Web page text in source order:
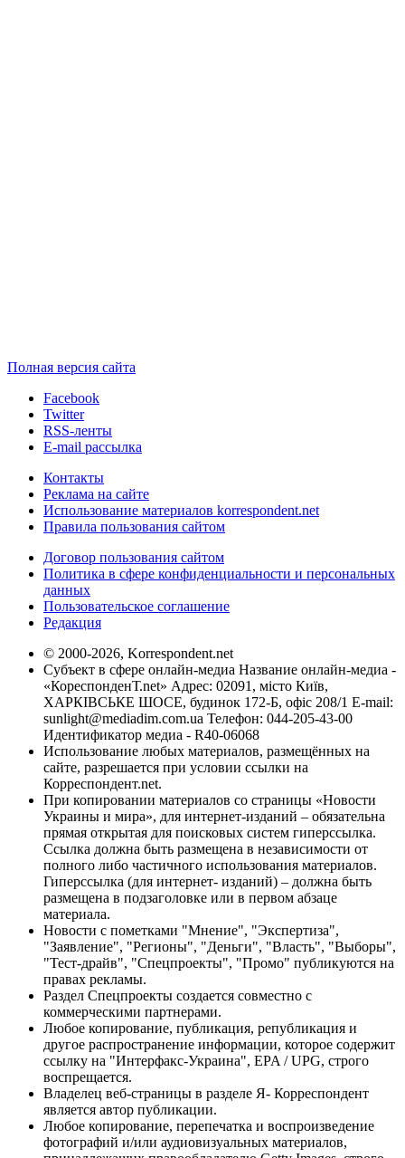
Полная версия сайта
Facebook
Twitter
RSS-ленты
E-mail рассылка
Контакты
Реклама на сайте
Использование материалов korrespondent.net
Правила пользования сайтом
Договор пользования сайтом
Политика в сфере конфиденциальности и персональных
данных
Пользовательское соглашение
Редакция
© 2000-2026, Korrespondent.net
Субъект в сфере онлайн-медиа Название онлайн-медиа -
«КореспонденТ.net» Адрес: 02091, місто Київ,
ХАРКІВСЬКЕ ШОСЕ, будинок 172-Б, офіс 208/1 E-mail:
sunlight@mediadim.com.ua Телефон: 044-205-43-00
Идентификатор медиа - R40-06068
Использование любых материалов, размещённых на
сайте, разрешается при условии ссылки на
Корреспондент.net.
При копировании материалов со страницы «Новости
Украины и мира», для интернет-изданий – обязательна
прямая открытая для поисковых систем гиперссылка.
Ссылка должна быть размещена в независимости от
полного либо частичного использования материалов.
Гиперссылка (для интернет- изданий) – должна быть
размещена в подзаголовке или в первом абзаце
материала.
Новости с пометками "Мнение", "Экспертиза",
"Заявление", "Регионы", "Деньги", "Власть", "Выборы",
"Тест-драйв", "Спецпроекты", "Промо" публикуются на
правах рекламы.
Раздел Спецпроекты создается совместно с
коммерческими партнерами.
Любое копирование, публикация, републикация и
другое распространение информации, которое содержит
ссылку на "Интерфакс-Украина", EPA / UPG, строго
воспрещается.
Владелец веб-страницы в разделе Я- Корреспондент
является автор публикации.
Любое копирование, перепечатка и воспроизведение
фотографий и/или аудиовизуальных материалов,